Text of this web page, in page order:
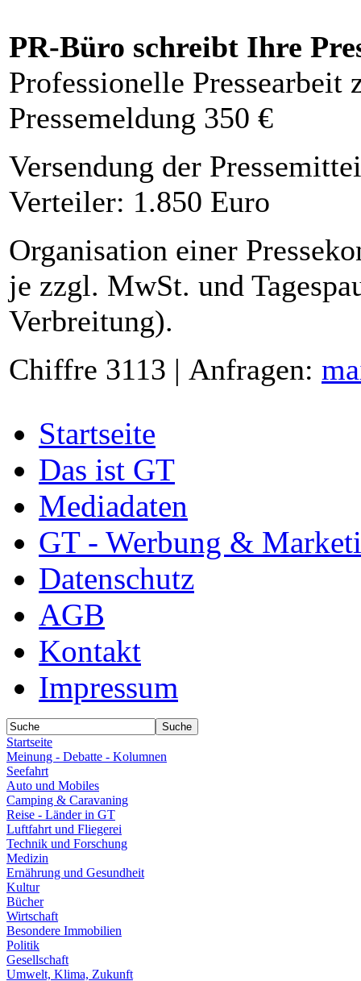
PR-Büro schreibt Ihre
Professionelle Pressearbeit
Pressemeldung 350 €
Versendung der
Verteiler: 1.850 Euro
Organisation einer
je zzgl. MwSt. und
Verbreitung).
Chiffre 3113 | Anfragen:
Startseite
Das ist GT
Mediadaten
GT - Werbung &
Datenschutz
AGB
Kontakt
Impressum
Startseite
Meinung - Debatte - Kolumnen
Seefahrt
Auto und Mobiles
Camping & Caravaning
Reise - Länder in GT
Luftfahrt und Fliegerei
Technik und Forschung
Medizin
Ernährung und Gesundheit
Kultur
Bücher
Wirtschaft
Besondere Immobilien
Politik
Gesellschaft
Umwelt, Klima, Zukunft